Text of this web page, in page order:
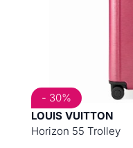
LOUIS VUITTON
Horizon 55 Trolley
- 30%